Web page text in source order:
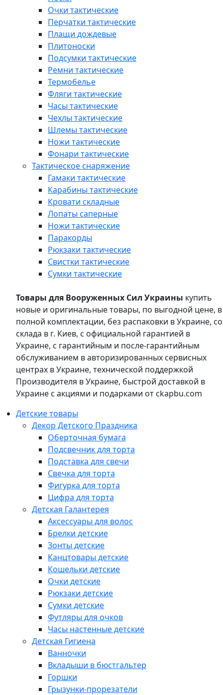
Очки тактические
Перчатки тактические
Плащи дождевые
Плитоноски
Подсумки тактические
Ремни тактические
Термобелье
Фляги тактические
Часы тактические
Чехлы тактические
Шлемы тактические
Ножи тактические
Фонари тактические
Тактическое снаряжение
Гамаки тактические
Карабины тактические
Кровати складные
Лопаты саперные
Ножи тактические
Паракорды
Рюкзаки тактические
Свистки тактические
Сумки тактические
Товары для Вооруженных Сил Украины купить
новые и оригинальные товары, по выгодной цене, в
полной комплектации, без распаковки в Украине, со
склада в г. Киев, с официальной гарантией в
Украине, с гарантийным и после-гарантийным
обслуживанием в авторизированных сервисных
центрах в Украине, технической поддержкой
Производителя в Украине, быстрой доставкой в
Украине с акциями и подарками от ckapbu.com
Детские товары
Декор Детского Праздника
Оберточная бумага
Подсвечник для торта
Подставка для свечи
Свечка для торта
Фигурка для торта
Цифра для торта
Детская Галантерея
Аксессуары для волос
Брелки детские
Зонты детские
Канцтовары детские
Кошельки детские
Очки детские
Рюкзаки детские
Сумки детские
Футляры для очков
Часы настенные детские
Детская Гигиена
Ванночки
Вкладыши в бюстгальтер
Горшки
Грызунки-прорезатели